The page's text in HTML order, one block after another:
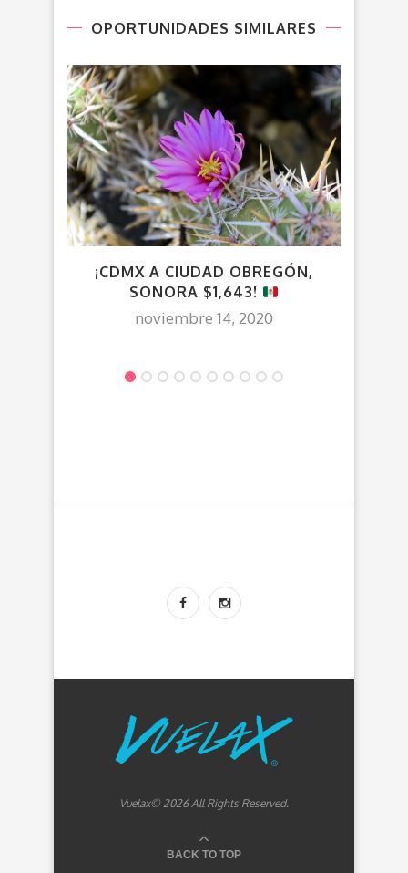
OPORTUNIDADES SIMILARES
¡CDMX A CIUDAD OBREGÓN,
SONORA $1,643!
noviembre 14, 2020
Vuelax© 2026 All Rights Reserved.
BACK TO TOP